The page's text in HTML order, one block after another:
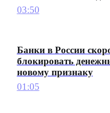
03:50
Банки в России
блокировать
новому признаку
01:05